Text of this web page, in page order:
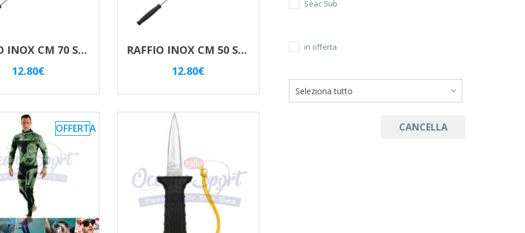
RAFFIO INOX CM 70 SALVIMAR
12.80€
RAFFIO INOX CM 50 SALVIMAR
12.80€
OFFERTA
Seac Sub
in offerta
CANCELLA